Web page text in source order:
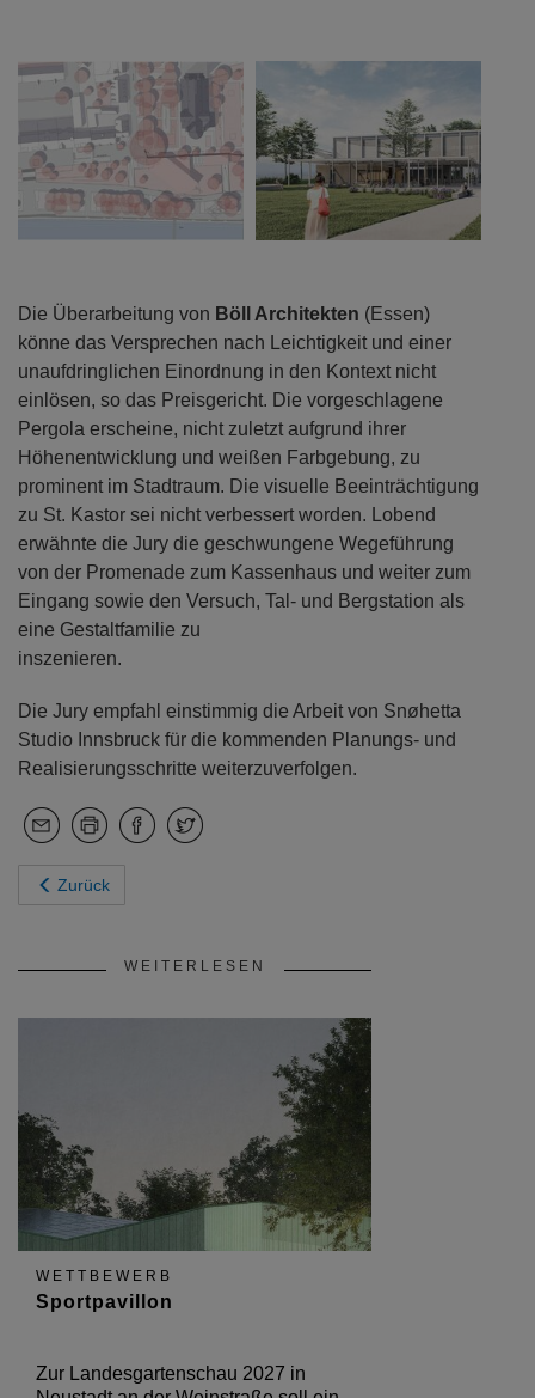
Die Überarbeitung von Böll Architekten (Essen)
könne das Versprechen nach Leichtigkeit und einer
unaufdringlichen Einordnung in den Kontext nicht
einlösen, so das Preisgericht. Die vorgeschlagene
Pergola erscheine, nicht zuletzt aufgrund ihrer
Höhenentwicklung und weißen Farbgebung, zu
prominent im Stadtraum. Die visuelle Beeinträchtigung
zu St. Kastor sei nicht verbessert worden. Lobend
erwähnte die Jury die geschwungene Wegeführung
von der Promenade zum Kassenhaus und weiter zum
Eingang sowie den Versuch, Tal- und Bergstation als
eine Gestaltfamilie zu
inszenieren.
Die Jury empfahl einstimmig die Arbeit von Snøhetta
Studio Innsbruck für die kommenden Planungs- und
Realisierungsschritte weiterzuverfolgen.
Zurück
WEITERLESEN
WETTBEWERB
Sportpavillon
Zur Landesgartenschau 2027 in